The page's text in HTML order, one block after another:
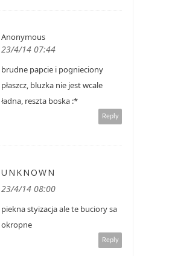
Anonymous
23/4/14 07:44
brudne papcie i pognieciony
płaszcz, bluzka nie jest wcale
ładna, reszta boska :*
Reply
UNKNOWN
23/4/14 08:00
piekna styizacja ale te buciory sa
okropne
Reply